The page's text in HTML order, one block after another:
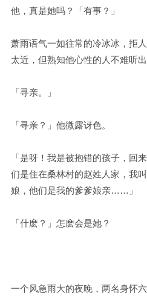
他，真是她吗？「有事？」
萧雨语气一如往常的冷冰冰，拒
太近，但熟知他心性的人不难听出
「寻亲。」
「寻亲？」他微露讶色。
「是呀！我是被抱错的孩子，回
们是住在桑林村的赵姓人家，我
娘，他们是我的爹爹娘亲……」
「什麽？」怎麽会是她？
一个风急雨大的夜晚，两名身怀